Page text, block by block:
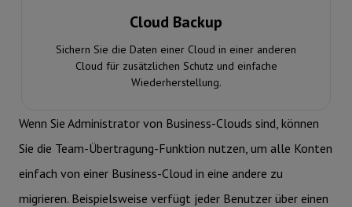
Cloud Backup
Sichern Sie die Daten einer Cloud in einer anderen
Cloud für zusätzlichen Schutz und einfache
Wiederherstellung.
Wenn Sie Administrator von Business-Clouds sind, können
Sie die Team-Übertragung-Funktion nutzen, um alle Konten
einfach von einer Business-Cloud in eine andere zu
migrieren. Beispielsweise verfügt jeder Benutzer über einen